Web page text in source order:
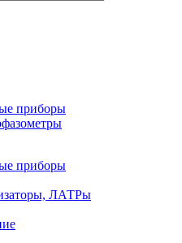
приборы
приборы
ЛАТРы